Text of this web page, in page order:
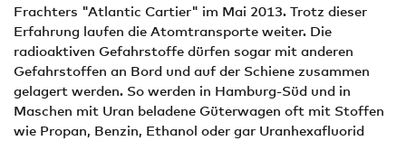
Frachters "Atlantic Cartier" im Mai 2013. Trotz dieser
Erfahrung laufen die Atomtransporte weiter. Die
radioaktiven Gefahrstoffe dürfen sogar mit anderen
Gefahrstoffen an Bord und auf der Schiene zusammen
gelagert werden. So werden in Hamburg-Süd und in
Maschen mit Uran beladene Güterwagen oft mit Stoffen
wie Propan, Benzin, Ethanol oder gar Uranhexafluorid